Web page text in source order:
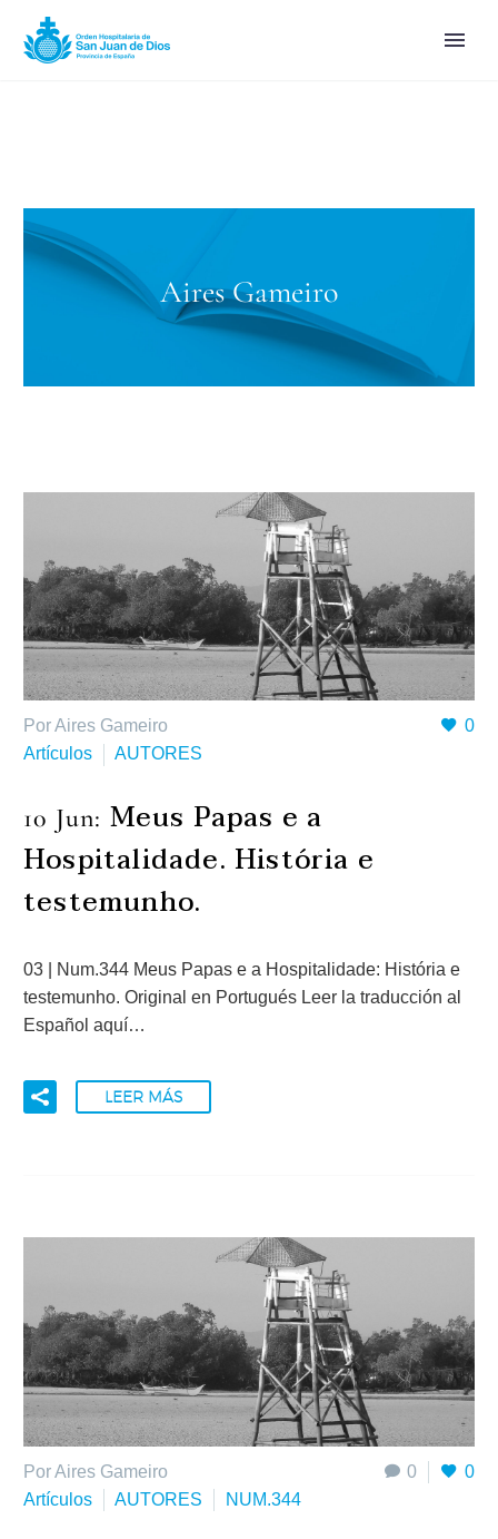
Aires Gameiro
0
Por Aires Gameiro
Artículos
AUTORES
10 Jun: Meus Papas e a
Hospitalidade. História e
testemunho.
03 | Num.344 Meus Papas e a Hospitalidade: História e
testemunho. Original en Portugués Leer la traducción al
Español aquí…
LEER MÁS
0 0
Por Aires Gameiro
Artículos
AUTORES NUM.344